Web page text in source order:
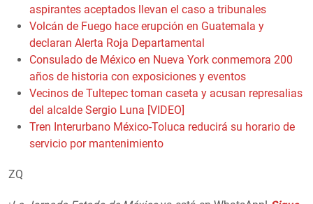
aspirantes aceptados llevan el caso a tribunales
Volcán de Fuego hace erupción en Guatemala y
declaran Alerta Roja Departamental
Consulado de México en Nueva York conmemora 200
años de historia con exposiciones y eventos
Vecinos de Tultepec toman caseta y acusan represalias
del alcalde Sergio Luna [VIDEO]
Tren Interurbano México-Toluca reducirá su horario de
servicio por mantenimiento
ZQ